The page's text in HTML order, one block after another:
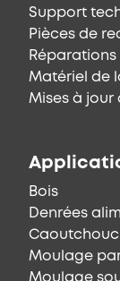
Support
Pièces de
Réparations
Matériel de
Mises à jour
Bois
Denrées
Moulage
Moulage